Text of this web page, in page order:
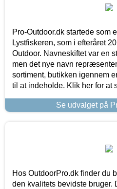
Pro-Outdoor.dk startede som
Lystfiskeren, som i efteråret
Outdoor. Navneskiftet var en
men det nye navn
sortiment, butikken igennem
til at indeholde. Klik her for at
Se udvalget på
Hos OutdoorPro.dk finder du
den kvalitets bevidste bruger.